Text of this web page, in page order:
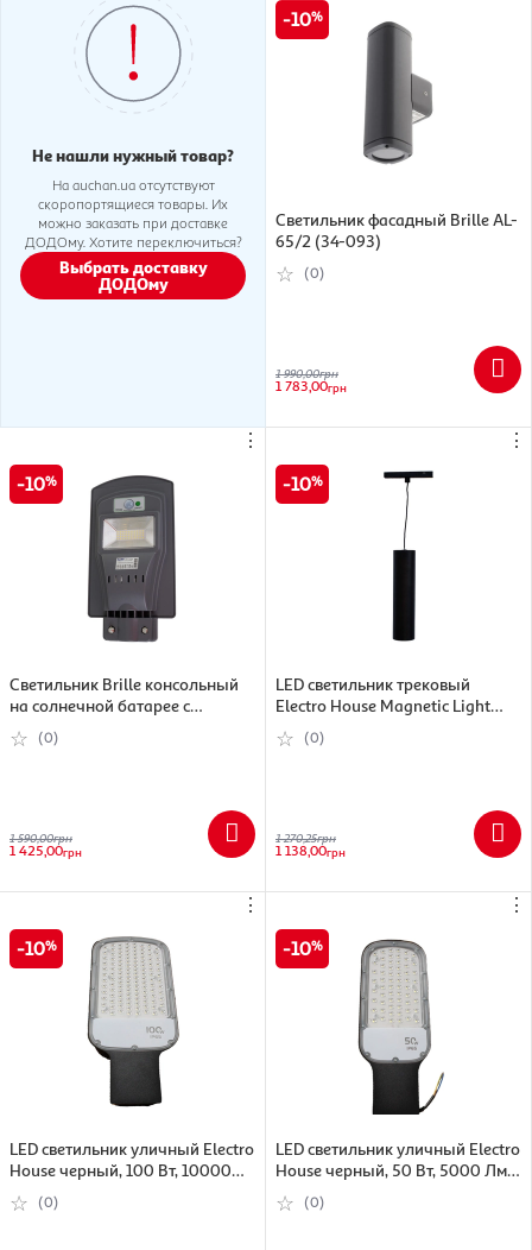
Не нашли нужный товар?
На auchan.ua отсутствуют
скоропортящиеся товары. Их
можно заказать при доставке
ДОДОму. Хотите переключиться?
Выбрать доставку
ДОДОму
10
Светильник фасадный Brille AL-
65/2 (34-093)
(0)
1 990,00грн
1 783,00грн
⋮
10
Cветильник Brille консольный
на солнечной батарее с
датчиком движения LED IP54
HL-602/20W
(0)
1 590,00грн
1 425,00грн
⋮
10
LED светильник трековый
Electro House Magnetic Light
черный, магнитный, подвесной,
12 Вт, 1080 Лм (EH-TMLC-12W)
(0)
1 270,25грн
1 138,00грн
⋮
10
LED светильник уличный Electro
House черный, 100 Вт, 10000
Лм (EH-STRL-100W)
(0)
⋮
10
LED светильник уличный Electro
House черный, 50 Вт, 5000 Лм
(EH-STRL-50W)
(0)